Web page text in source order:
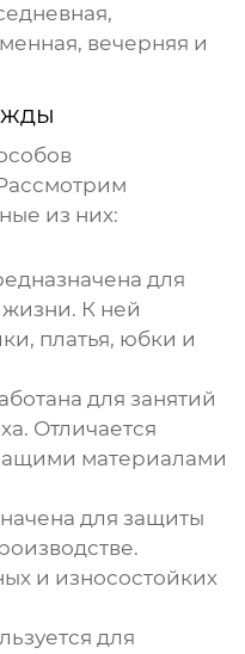
вечерняя и
из них:
для
К ней
платья, юбки и
для занятий
Отличается
материалами
для защиты
и износостойких
для